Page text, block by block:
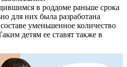
в роддоме раньше срока
для них была разработана
уменьшенное количество
детям ее ставят также в